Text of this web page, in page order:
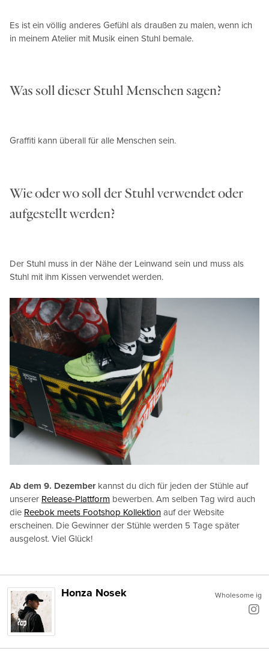
Es ist ein völlig anderes Gefühl als draußen zu malen, wenn ich
in meinem Atelier mit Musik einen Stuhl bemale.
Was soll dieser Stuhl Menschen sagen?
Graffiti kann überall für alle Menschen sein.
Wie oder wo soll der Stuhl verwendet oder
aufgestellt werden?
Der Stuhl muss in der Nähe der Leinwand sein und muss als
Stuhl mit ihm Kissen verwendet werden.
Ab dem 9. Dezemberkannst du dich für jeden der Stühle auf
unserer Release-Plattform bewerben. Am selben Tag wird auch
die Reebok meets Footshop Kollektion auf der Website
erscheinen. Die Gewinner der Stühle werden 5 Tage später
ausgelost. Viel Glück!
Wholesome ig
Honza Nosek